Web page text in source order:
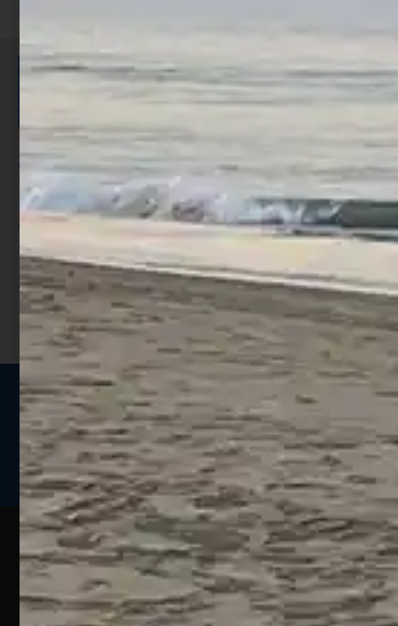
ISCRIVITI E RICEVI 3,50€ DI
SCONTO >
Per ogni acquisto accumuli ulteriori
punti;
Utilizza i punti per ricevere uno
sconto;
I punti sono indicati nella pagina
prodotto;
Seguici sui social
Web
Pesca
Un portale
pensato
Esperienze
Guide
sulla
pesca
Assistenza
Clienti
Siamo
Contatti
Assistenza
Ecommerce